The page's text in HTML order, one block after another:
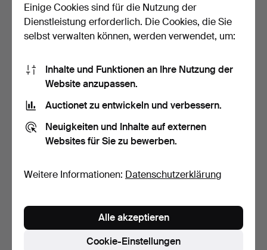
BØRGE MOGENSEN.
Esstisch, "Öresund", Karl …
Beendet 11. Jul 2026
RUUD EKSTRAND &
CHRISTER NORMAN.
Esstisch,…
Beendet 11. Jul 2026
BLUMENTISCH,
gustavianischer Stil, zweite
…Beendet 10. Jul 2026
BEISTELLTISCH, mit
Marmorplatte, zweite Hä…
Beendet 7. Jul 2026
8 Gebote
Einige Cookies sind für die Nutzung der
Dienstleistung erforderlich. Die Cookies, die Sie
selbst verwalten können, werden verwendet, um:
Inhalte und Funktionen an Ihre Nutzung der
Website anzupassen.
Auctionet zu entwickeln und verbessern.
Neuigkeiten und Inhalte auf externen
Websites für Sie zu bewerben.
Weitere Informationen: Datenschutzerklärung
Cookie-Einstellungen
Alle akzeptieren